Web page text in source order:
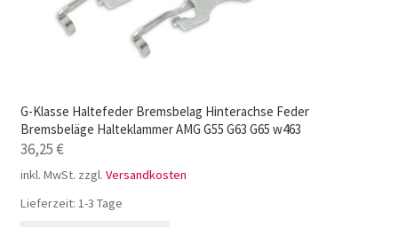
G-Klasse Haltefeder Bremsbelag Hinterachse Feder
Bremsbeläge Halteklammer AMG G55 G63 G65 w463
36,25€
inkl. MwSt. zzgl. Versandkosten
Lieferzeit: 1-3 Tage